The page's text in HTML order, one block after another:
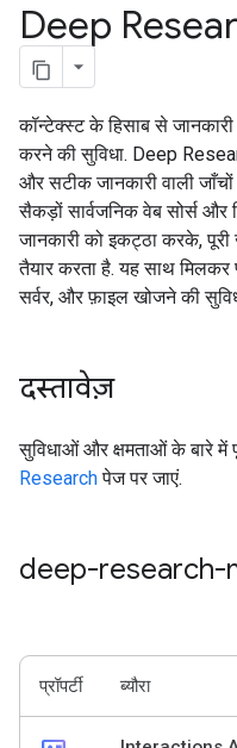
Deep
कॉन्टेक्स्ट के हिसाब से
करने की सुविधा. Deep
और सटीक जानकारी वाली
सैकड़ों सार्वजनिक वेब सोर्स
जानकारी को इकट्ठा करके, पूरी
तैयार करता है. यह साथ मिलकर
सर्वर, और फ़ाइल खोजने की
दस्तावेज़
सुविधाओं और क्षमताओं के बारे में
Researchपेज पर जाएं.
deep-research-
प्रॉपर्टी ब्यौरा